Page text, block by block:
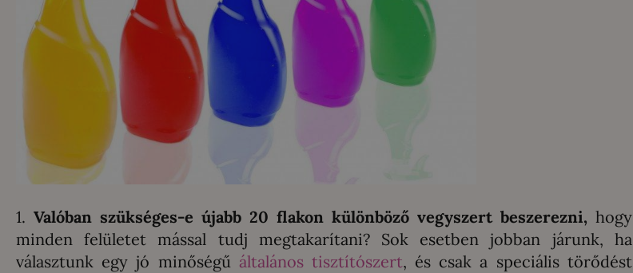
1. Valóban szükséges-e újabb 20 flakon különböző vegyszert beszerezni, hogy
minden felületet mással tudj megtakarítani? Sok esetben jobban járunk, ha
választunk egy jó minőségű általános tisztítószert, és csak a speciális törődést